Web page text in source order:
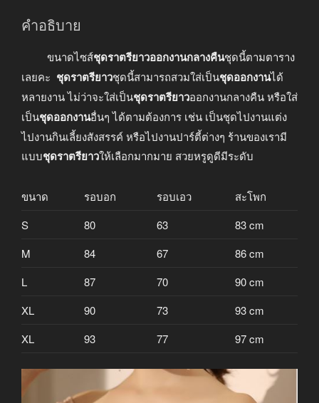
คำอธิบาย
ขนาดไซส์ชุดราตรียาวออกงานกลางคืนชุดนี้ตามตาราง
เลยคะ ชุดราตรียาวชุดนี้สามารถสวมใส่เป็นชุดออกงานได้
หลายงาน ไม่ว่าจะใส่เป็นชุดราตรียาวออกงานกลางคืน หรือใส่
เป็นชุดออกงานอื่นๆ ได้ตามต้องการ เช่น เป็นชุดไปงานแต่ง
ไปงานกินเลี้ยงสังสรรค์ หรือไปงานปาร์ตี้ต่างๆ ร้านของเรามี
แบบชุดราตรียาวให้เลือกมากมาย สวยหรูดูดีมีระดับ
ขนาด รอบอก รอบเอว
สะโพก
S
80 63
83 cm
M
84 67
86 cm
L
87 70
90 cm
XL
90 73
93 cm
XL
93 77 97 cm